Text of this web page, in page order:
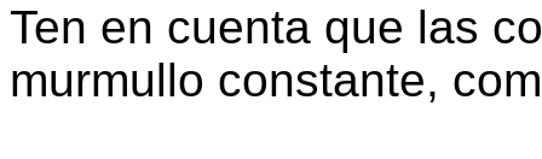
Ten en cuenta que las
murmullo constante,